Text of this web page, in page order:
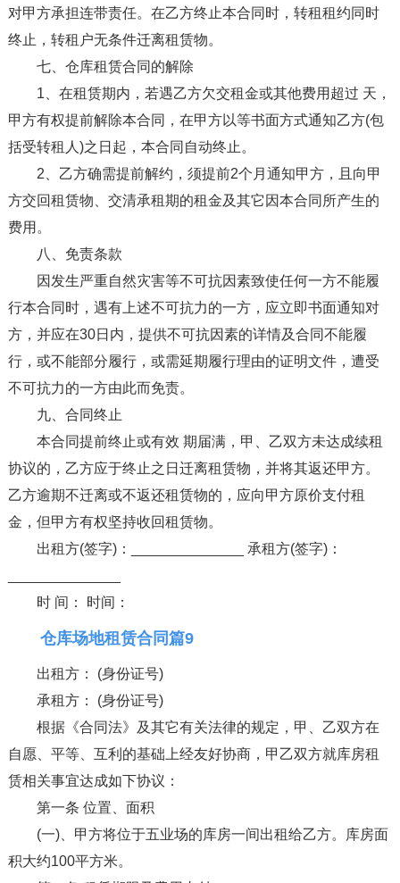
对甲方承担连带责任。在乙方终止本合同时，转租租约同时
终止，转租户无条件迁离租赁物。
七、仓库租赁合同的解除
1、在租赁期内，若遇乙方欠交租金或其他费用超过 天，
甲方有权提前解除本合同，在甲方以等书面方式通知乙方(包
括受转租人)之日起，本合同自动终止。
2、乙方确需提前解约，须提前2个月通知甲方，且向甲
方交回租赁物、交清承租期的租金及其它因本合同所产生的
费用。
八、免责条款
因发生严重自然灾害等不可抗因素致使任何一方不能履
行本合同时，遇有上述不可抗力的一方，应立即书面通知对
方，并应在30日内，提供不可抗因素的详情及合同不能履
行，或不能部分履行，或需延期履行理由的证明文件，遭受
不可抗力的一方由此而免责。
九、合同终止
本合同提前终止或有效 期届满，甲、乙双方未达成续租
协议的，乙方应于终止之日迁离租赁物，并将其返还甲方。
乙方逾期不迁离或不返还租赁物的，应向甲方原价支付租
金，但甲方有权坚持收回租赁物。
出租方(签字)：______________ 承租方(签字)：
时 间： 时间：
仓库场地租赁合同篇9
出租方： (身份证号)
承租方： (身份证号)
根据《合同法》及其它有关法律的规定，甲、乙双方在
自愿、平等、互利的基础上经友好协商，甲乙双方就库房租
赁相关事宜达成如下协议：
第一条 位置、面积
(一)、甲方将位于五业场的库房一间出租给乙方。库房面
积大约100平方米。